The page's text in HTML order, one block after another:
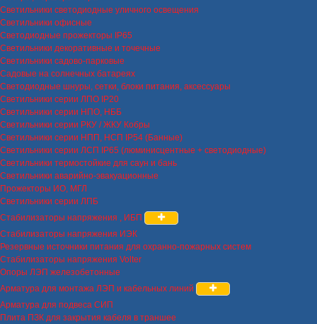
Светильники светодиодные уличного освещения
Светильники офисные
Светодиодные прожекторы IP65
Светильники декоративные и точечные
Светильники садово-парковые
Садовые на солнечных батареях
Светодиодные шнуры, сетки, блоки питания, аксессуары
Светильники серии ЛПО IP20
Светильники серии НПО, НББ
Светильники серии РКУ / ЖКУ Кобры
Светильники серии НПП, НСП IP54 (Банные)
Светильники серии ЛСП IP65 (люминисцентные + светодиодные)
Светильники термостойкие для саун и бань
Светильники аварийно-эвакуационные
Прожекторы ИО, МГЛ
Светильники серии ЛПБ
Стабилизаторы напряжения , ИБП
Стабилизаторы напряжения ИЭК
Резервные источники питания для охранно-пожарных систем
Стабилизаторы напряжения Volter
Опоры ЛЭП железобетонные
Арматура для монтажа ЛЭП и кабельных линий
Арматура для подвеса СИП
Плита ПЗК для закрытия кабеля в траншее